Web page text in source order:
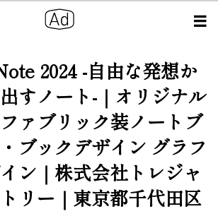
2024 -自由な発想か
すノート-｜オリジナル
ァブリック装ノートブ
ブックデザイン グラフ
ン｜株式会社トレジャ
リー｜東京都千代田区